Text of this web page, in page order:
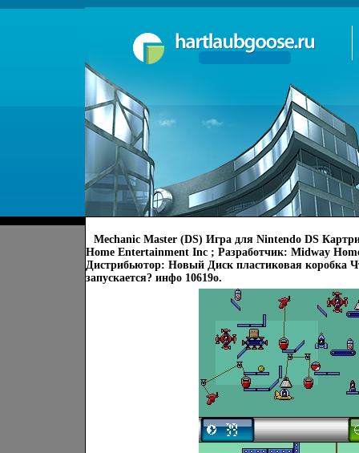
Mechanic Master (DS) Игра для Nintendo DS
Home Entertainment Inc ; Разработчик: Midway
Дистрибьютор: Новый Диск пластиковая коробка
запускается? инфо 10619o.